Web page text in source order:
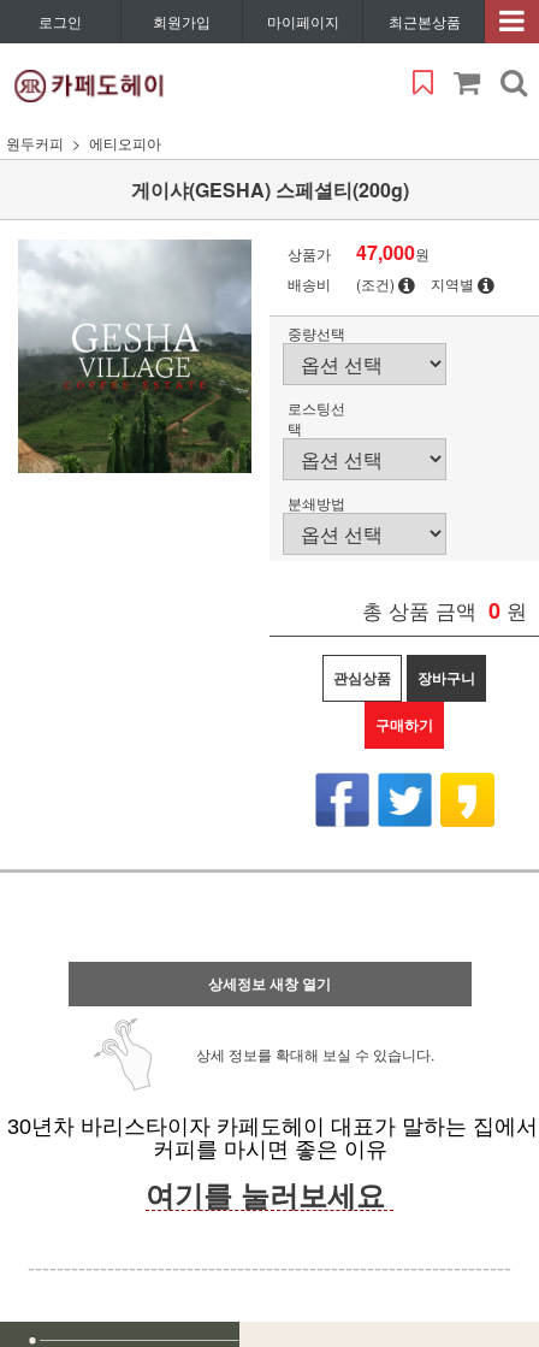
로그인 회원가입 마이페이지 최근본상품
원두커피 에티오피아
게이샤(GESHA) 스페셜티(200g)
상품가 47,000원
배송비
(조건) 지역별
중량선택
로스팅선
택
분쇄방법
총 상품 금액 0 원
관심상품 장바구니
구매하기
상세정보 새창 열기
상세 정보를 확대해 보실 수 있습니다.
30년차 바리스타이자 카페도헤이 대표가 말하는 집에서
커피를 마시면 좋은 이유
여기를 눌러보세요
-------------------------------------------------------------------